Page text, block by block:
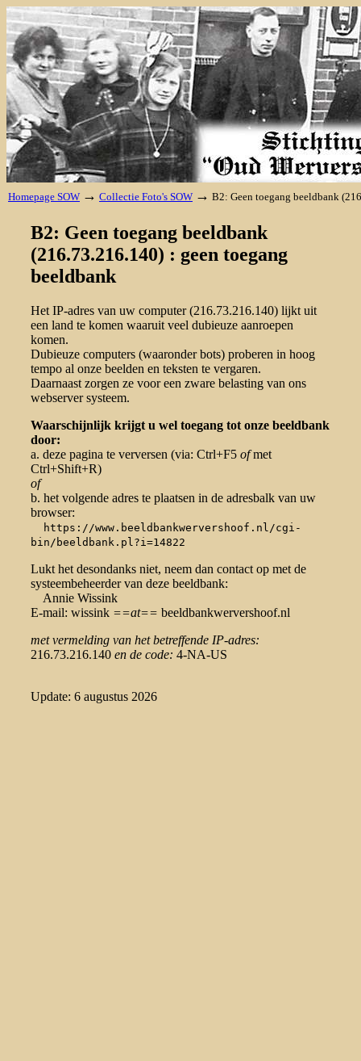
Homepage SOW → Collectie Foto's SOW → B2: Geen toegang beeldbank
B2: Geen toegang beeldbank
(216.73.216.140) : geen toegang
beeldbank
Het IP-adres van uw computer (216.73.216.140) lijkt uit
een land te komen waaruit veel dubieuze aanroepen
komen.
Dubieuze computers (waaronder bots) proberen in hoog
tempo al onze beelden en teksten te vergaren.
Daarnaast zorgen ze voor een zware belasting van ons
webserver systeem.
Waarschijnlijk krijgt u wel toegang tot onze beeldbank
door:
a. deze pagina te verversen (via: Ctrl+F5 ofmet
Ctrl+Shift+R)
of
b. het volgende adres te plaatsen in de adresbalk van uw
browser:
https://www.beeldbankwervershoof.nl/cgi-
bin/beeldbank.pl?i=14822
Lukt het desondanks niet, neem dan contact op met de
systeembeheerder van deze beeldbank:
Annie Wissink
E-mail: wissink ==at== beeldbankwervershoof.nl
met vermelding van het betreffende IP-adres:
216.73.216.140 en de code: 4-NA-US
Update: 6 augustus 2026